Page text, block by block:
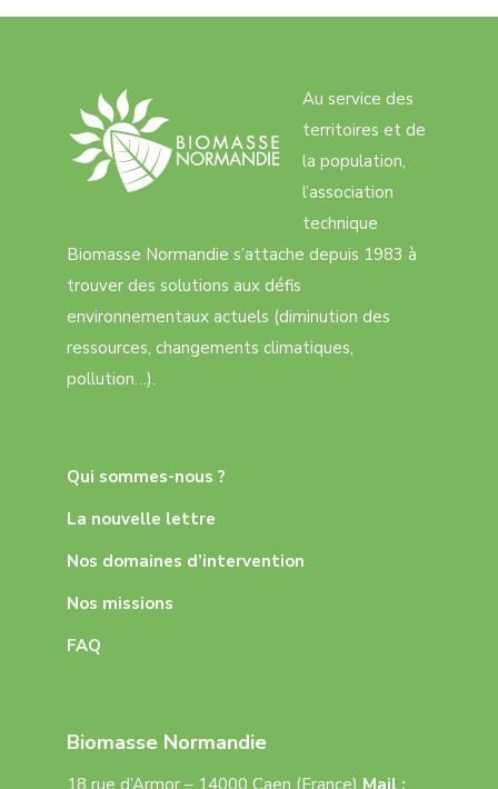
Au service des
territoires et de
la population,
l’association
technique
Biomasse Normandie s’attache depuis 1983 à
trouver des solutions aux défis
environnementaux actuels (diminution des
ressources, changements climatiques,
pollution…).
Qui sommes-nous ?
La nouvelle lettre
Nos domaines d’intervention
Nos missions
FAQ
Biomasse Normandie